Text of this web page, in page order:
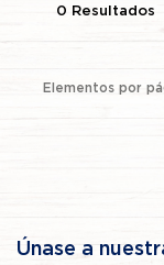
0 Resultados
Elementos por
Únase a